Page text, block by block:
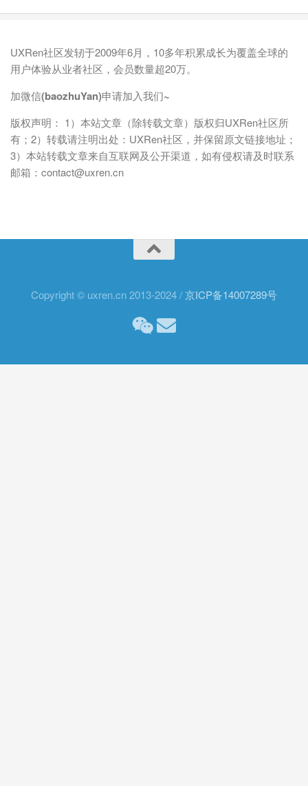
UXRen社区发轫于2009年6月，10多年积累成长为覆盖全球的
用户体验从业者社区，会员数量超20万。
加微信(baozhuYan)申请加入我们~
版权声明： 1）本站文章（除转载文章）版权归UXRen社区所
有；2）转载请注明出处：UXRen社区，并保留原文链接地址；
3）本站转载文章来自互联网及公开渠道，如有侵权请及时联系
邮箱：contact@uxren.cn
Copyright © uxren.cn 2013-2024 /京ICP备14007289号